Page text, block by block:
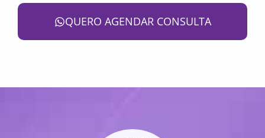
QUERO AGENDAR CONSULTA